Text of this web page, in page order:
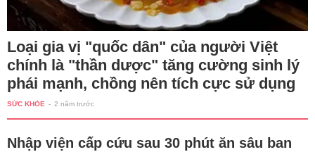
Loại gia vị "quốc dân" của người Việt
chính là "thần dược" tăng cường sinh lý
phái mạnh, chồng nên tích cực sử dụng
SỨC KHỎE - 2 năm trước
Nhập viện cấp cứu sau 30 phút ăn sâu ban